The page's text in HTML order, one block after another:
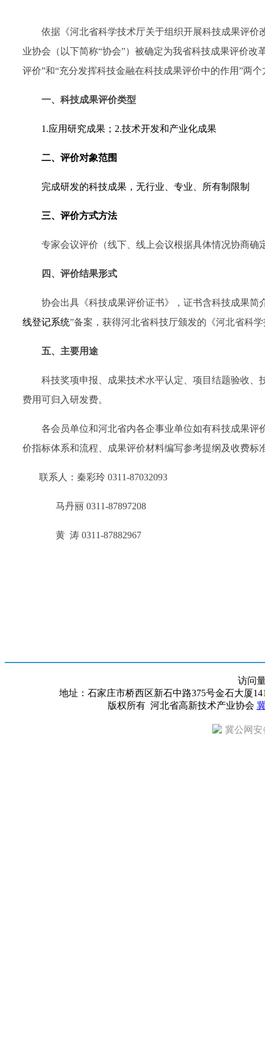
依据《河北省科学技术厅关于组织开展科技成果评价
业协会（以下简称“协会”）被确定为我省科技成果评价
评价”和“充分发挥科技金融在科技成果评价中的作用”两
一、科技成果评价类型
1.应用研究成果；2.技术开发和产业化成果
二、评价对象范围
完成研发的科技成果，无行业、专业、所有制限制
三、评价方式方法
专家会议评价（线下、线上会议根据具体情况协商确
四、评价结果形式
协会出具《科技成果评价证书》，证书含科技成果
线登记系统”备案，获得河北省科技厅颁发的《河北省科
五、主要用途
科技奖项申报、成果技术水平认定、项目结题验收
费用可归入研发费。
各会员单位和河北省内各企事业单位如有科技成果
价指标体系和流程、成果评价材料编写参考提纲及收费标
联系人： 秦彩玲 0311-87032093
马丹丽 0311-87897208
黄 涛 0311-87882967
访问
地址：石家庄市桥西区新石中路375号金石大厦
版权所有 河北省高新技术产业协会
冀公网安